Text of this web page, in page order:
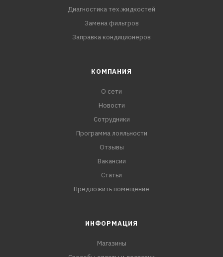
Диагностика тех.жидкостей
Замена фильтров
Заправка кондиционеров
КОМПАНИЯ
О сети
Новости
Сотрудники
Программа лояльности
Отзывы
Вакансии
Статьи
Предложить помещение
ИНФОРМАЦИЯ
Магазины